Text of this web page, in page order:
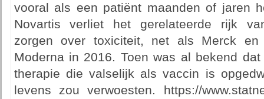
vooral als een patiënt maanden of jaren
Novartis verliet het gerelateerde rijk
zorgen over toxiciteit, net als Merck
Moderna in 2016. Toen was al bekend
therapie die valselijk als vaccin is
levens zou verwoesten. https://